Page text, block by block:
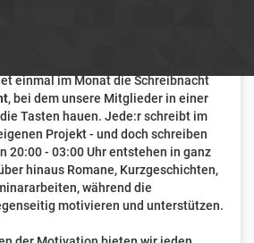
einmal im Monat die Schreibnacht
, bei dem unsere Mitglieder in einer
Tasten hauen. Jede:r schreibt im
Projekt - und doch schreiben
- 03:00 Uhr entstehen in ganz
hinaus Romane, Kurzgeschichten,
während die
motivieren und unterstützen.